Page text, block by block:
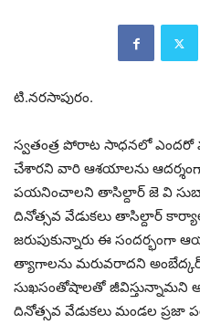
టి.నరసాపురం.
స్వతంత్ర పోరాట సాధనలో ఎందరో
చేశారని వారి ఆశయాలను
పయనించాలని తాసిల్దార్ జె వి
దినోత్సవ వేడుకలు తాసిల్దార్
జరుపుకున్నారు ఈ
త్యాగాలను మరువరాదని
సుఖసంతోషాలతో జీవిస్తున్నామని
దినోత్సవ వేడుకలు మండల